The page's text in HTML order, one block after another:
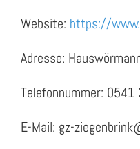
Website: https://
Adresse:
Telefonnummer:
E-Mail: gz-